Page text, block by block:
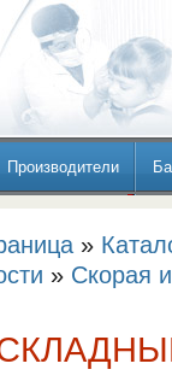
Производители
»
» Скорая